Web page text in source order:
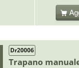
Dr20006
Trapano